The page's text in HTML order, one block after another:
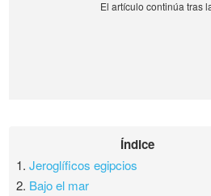
Índice
1.Jeroglíficos egipcios
2. Bajo el mar